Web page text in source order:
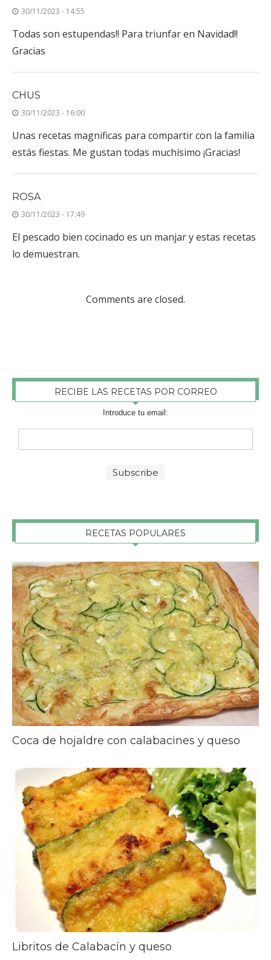
30/11/2023 - 14:55
Todas son estupendas!! Para triunfar en Navidad!!
Gracias
CHUS
30/11/2023 - 16:00
Unas recetas magnificas para compartir con la familia
estás fiestas. Me gustan todas muchísimo ¡Gracias!
ROSA
30/11/2023 - 17:49
El pescado bien cocinado es un manjar y estas recetas
lo demuestran.
Comments are closed.
RECIBE LAS RECETAS POR CORREO
Introduce tu email:
RECETAS POPULARES
Coca de hojaldre con calabacines y queso
Libritos de Calabacín y queso